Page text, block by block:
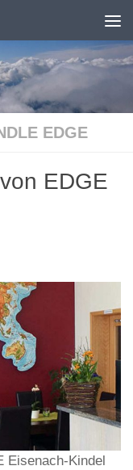
EDGE
EDGE
Eisenach-Kindel